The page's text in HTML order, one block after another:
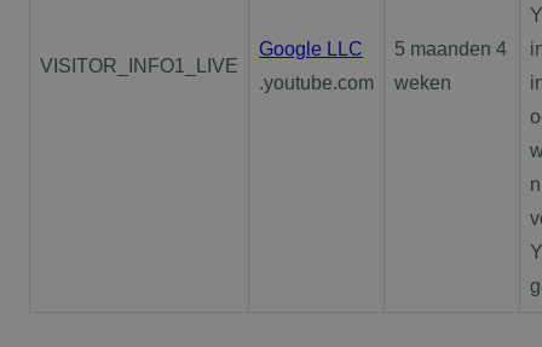
VISITOR_INFO1_LIVE
Google LLC
.youtube.com
5 maanden 4
weken